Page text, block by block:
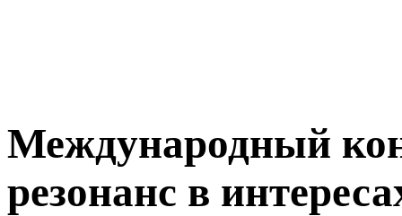
Международный
резонанс в